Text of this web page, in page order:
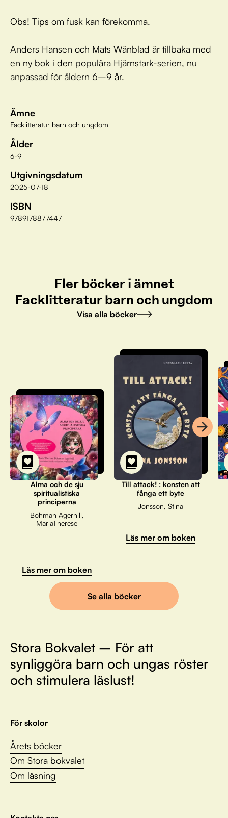
Obs! Tips om fusk kan förekomma.
Anders Hansen och Mats Wänblad är tillbaka med
en ny bok i den populära Hjärnstark-serien, nu
anpassad för åldern 6–9 år.
Ämne
Facklitteratur barn och ungdom
Ålder
6-9
Utgivningsdatum
2025-07-18
ISBN
9789178877447
Fler böcker i ämnet
Facklitteratur barn och ungdom
Visa alla böcker
Alma och de sju
spiritualistiska
principerna
Bohman Agerhill,
MariaTherese
Läs mer om boken
Till attack! : konsten att
fånga ett byte
Jonsson, Stina
Läs mer om boken
Se alla böcker
Stora Bokvalet – För att
synliggöra barn och ungas röster
och stimulera läslust!
För skolor
Årets böcker
Om Stora bokvalet
Om läsning